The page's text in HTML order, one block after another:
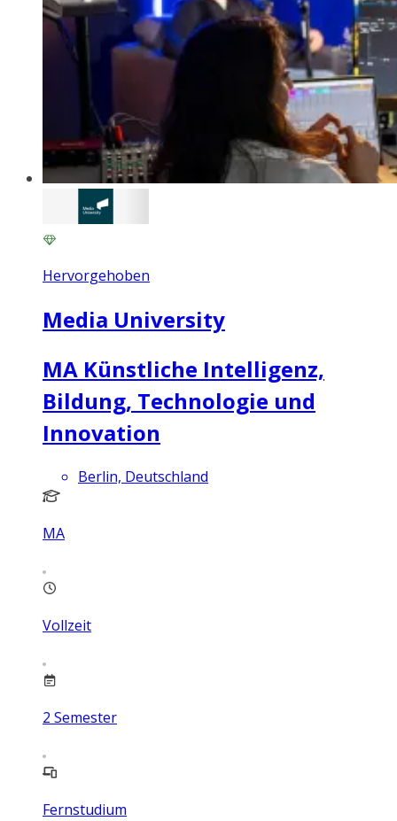
Hervorgehoben
Media University
MA Künstliche Intelligenz,
Bildung, Technologie und
Innovation
Berlin, Deutschland
MA
Vollzeit
2 Semester
Fernstudium